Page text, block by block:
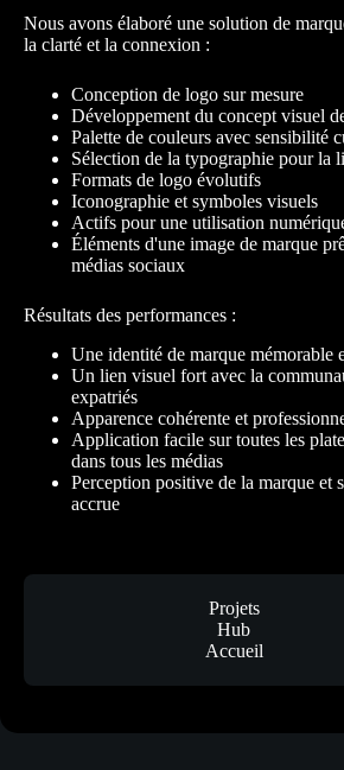
Nous avons élaboré une solution de
la clarté et la connexion :
Conception de logo sur mesure
Développement du concept visuel
Palette de couleurs avec sensibilité
Sélection de la typographie pour la
Formats de logo évolutifs
Iconographie et symboles visuels
Actifs pour une utilisation
Éléments d'une image de marque
médias sociaux
Résultats des performances :
Une identité de marque mémorable
Un lien visuel fort avec la
expatriés
Apparence cohérente et
Application facile sur toutes les
dans tous les médias
Perception positive de la marque et
accrue
Projets
Hub
Accueil